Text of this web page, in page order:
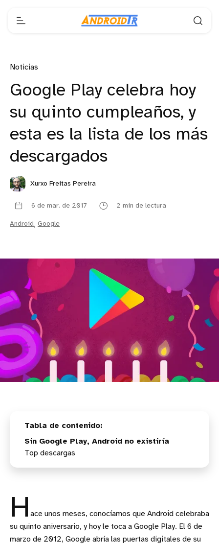
Noticias
Google Play celebra hoy
su quinto cumpleaños, y
esta es la lista de los más
descargados
Xurxo Freitas Pereira
6 de mar. de 2017 2 min de lectura
Android, Google
Sin Google Play, Android no existiría
Top descargas
TOP VENTAS DE PELÍCULAS
TOP VENTAS DE LIBROS
H ace unos meses, conocíamos que Android celebraba
su quinto aniversario, y hoy le toca a Google Play. El 6 de
marzo de 2012, Google abría las puertas digitales de su